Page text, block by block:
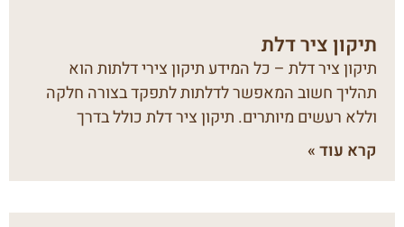
תיקון ציר דלת
תיקון ציר דלת – כל המידע תיקון צירי דלתות הוא
תהליך חשוב המאפשר לדלתות לתפקד בצורה חלקה
וללא רעשים מיותרים. תיקון ציר דלת כולל בדרך
קרא עוד »